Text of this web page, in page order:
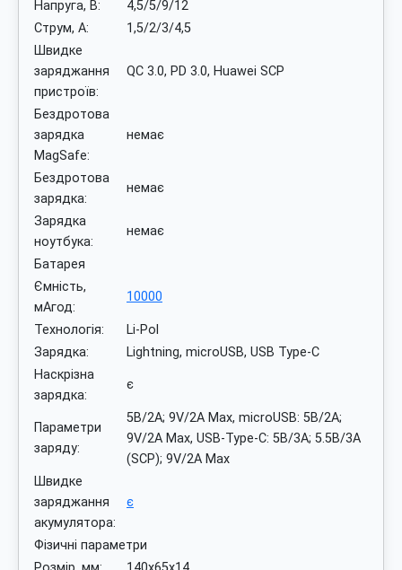
Напруга, В:
4,5/5/9/12
Струм, А:
1,5/2/3/4,5
Швидке
заряджання
пристроїв:
QC 3.0, PD 3.0, Huawei SCP
Бездротова
зарядка
MagSafe:
немає
Бездротова
зарядка:
немає
Зарядка
ноутбука:
немає
Батарея
Ємність,
мАгод:
10000
Технологія:
Li-Pol
Зарядка:
Lightning, microUSB, USB Type-C
Наскрізна
зарядка:
є
Параметри
заряду:
5В/2А; 9V/2A Max, microUSB: 5В/2А;
9V/2A Max, USB-Type-C: 5В/3А; 5.5В/3А
(SCP); 9V/2A Max
Швидке
заряджання
акумулятора:
є
Фізичні параметри